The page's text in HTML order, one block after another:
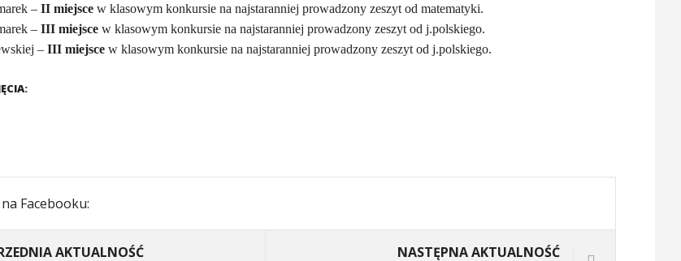
– II miejscew klasowym konkursie na najstaranniej prowadzony zeszyt od matematyki.
– III miejscew klasowym konkursie na najstaranniej prowadzony zeszyt od j.polskiego.
– III miejscew klasowym konkursie na najstaranniej prowadzony zeszyt od j.polskiego.
Facebooku:
AKTUALNOŚĆ NASTĘPNA AKTUALNOŚĆ